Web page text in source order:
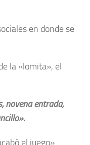
en donde se
la «lomita», el
novena entrada,
el juego».